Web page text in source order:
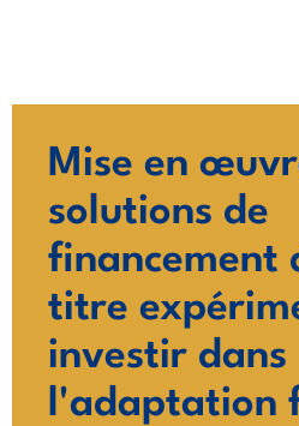
Mise en
solutions de
financement
titre
investir dans
l'adaptation